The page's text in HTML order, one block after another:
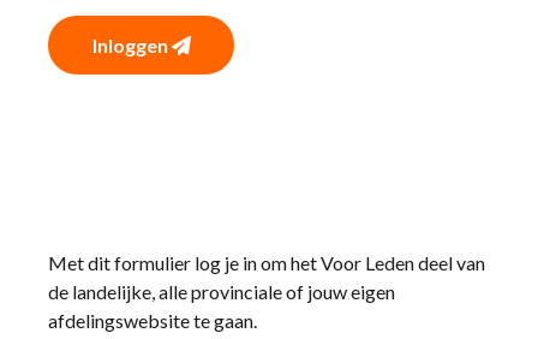
Inloggen
Met dit formulier log je in om het Voor Leden deel van
de landelijke, alle provinciale of jouw eigen
afdelingswebsite te gaan.